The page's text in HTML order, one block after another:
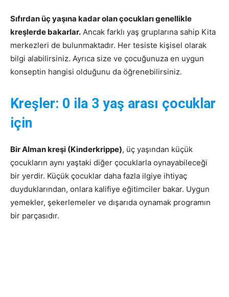
Sıfırdan üç yaşına kadar olan çocukları genellikle
kreşlerde bakarlar. Ancak farklı yaş gruplarına sahip Kita
merkezleri de bulunmaktadır. Her tesiste kişisel olarak
bilgi alabilirsiniz. Ayrıca size ve çocuğunuza en uygun
konseptin hangisi olduğunu da öğrenebilirsiniz.
Kreşler: 0 ila 3 yaş arası çocuklar
için
Bir Alman kreşi (Kinderkrippe), üç yaşından küçük
çocukların aynı yaştaki diğer çocuklarla oynayabileceği
bir yerdir. Küçük çocuklar daha fazla ilgiye ihtiyaç
duyduklarından, onlara kalifiye eğitimciler bakar. Uygun
yemekler, şekerlemeler ve dışarıda oynamak programın
bir parçasıdır.